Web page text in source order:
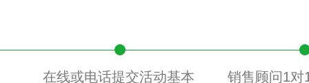
在线或电话提交活动基本
销售顾问1对